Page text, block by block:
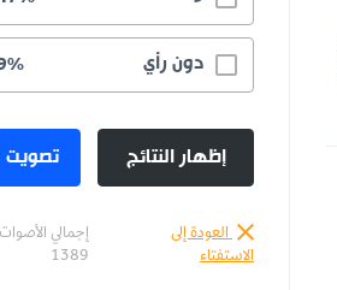
دون رأي
إظهار النتائج تصويت
العودة إلى
الاستفتاء
إجمالي
1389